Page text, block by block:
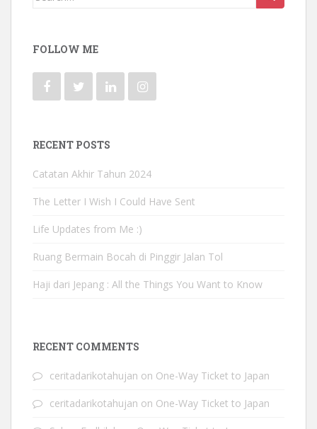
FOLLOW ME
RECENT POSTS
Catatan Akhir Tahun 2024
The Letter I Wish I Could Have Sent
Life Updates from Me :)
Ruang Bermain Bocah di Pinggir Jalan Tol
Haji dari Jepang : All the Things You Want to Know
RECENT COMMENTS
ceritadarikotahujan on One-Way Ticket to Japan
ceritadarikotahujan on One-Way Ticket to Japan